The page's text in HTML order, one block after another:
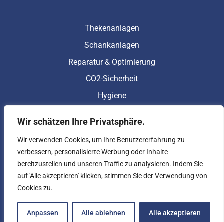
Wir schätzen Ihre Privatsphäre.
Wir verwenden Cookies, um Ihre Benutzererfahrung zu
verbessern, personalisierte Werbung oder Inhalte
bereitzustellen und unseren Traffic zu analysieren. Indem Sie
auf 'Alle akzeptieren' klicken, stimmen Sie der Verwendung von
Cookies zu.
Anpassen Alle ablehnen Alle akzeptieren
Thekenanlagen
Schankanlagen
Reparatur & Optimierung
CO2-Sicherheit
Hygiene
Impressum
Datenschutz
Kontakt
Copyright © 2023 Erhard Kurowski Schankanlagen –